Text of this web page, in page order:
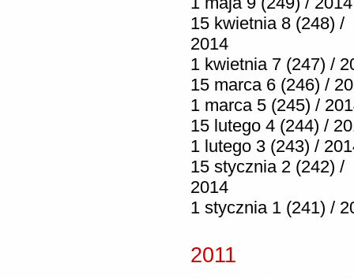
15 kwietnia 8 (248) /
2014
1 kwietnia 7 (247) /
15 marca 6 (246) /
1 marca 5 (245) /
15 lutego 4 (244) /
1 lutego 3 (243) /
15 stycznia 2 (242) /
2014
1 stycznia 1 (241) /
2011